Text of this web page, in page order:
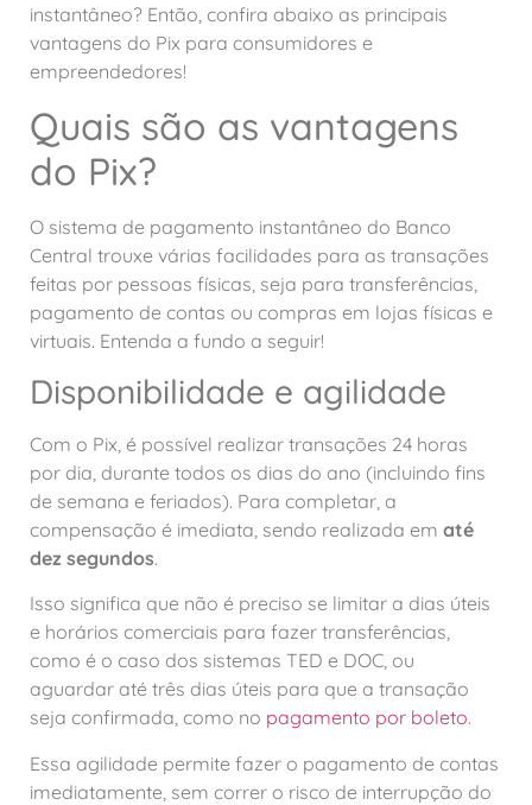
instantâneo? Então, confira abaixo as principais
vantagens do Pix para consumidores e
empreendedores!
Quais são as vantagens
do Pix?
O sistema de pagamento instantâneo do Banco
Central trouxe várias facilidades para as transações
feitas por pessoas físicas, seja para transferências,
pagamento de contas ou compras em lojas físicas e
virtuais. Entenda a fundo a seguir!
Disponibilidade e agilidade
Com o Pix, é possível realizar transações 24 horas
por dia, durante todos os dias do ano (incluindo fins
de semana e feriados). Para completar, a
compensação é imediata, sendo realizada em até
dez segundos.
Isso significa que não é preciso se limitar a dias úteis
e horários comerciais para fazer transferências,
como é o caso dos sistemas TED e DOC, ou
aguardar até três dias úteis para que a transação
seja confirmada, como no pagamento por boleto.
Essa agilidade permite fazer o pagamento de contas
imediatamente, sem correr o risco de interrupção do